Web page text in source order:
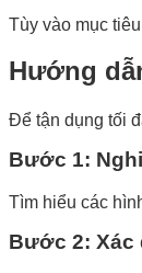
Tùy vào mục
Hướng
Để tận dụng tối
Bước 1:
Tìm hiểu các
Bước 2: Xác